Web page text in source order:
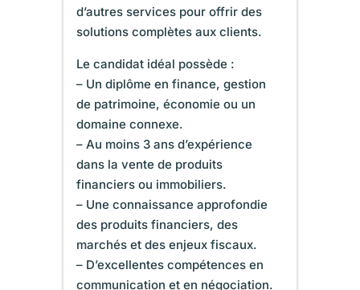
d’autres services pour offrir des
solutions complètes aux clients.
Le candidat idéal possède :
– Un diplôme en finance, gestion
de patrimoine, économie ou un
domaine connexe.
– Au moins 3 ans d’expérience
dans la vente de produits
financiers ou immobiliers.
– Une connaissance approfondie
des produits financiers, des
marchés et des enjeux fiscaux.
– D’excellentes compétences en
communication et en négociation.